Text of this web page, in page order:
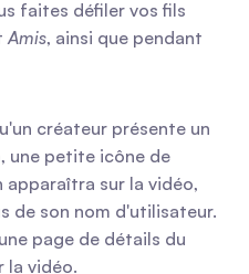
Amis, ainsi que pendant
créateur présente un
une petite icône de
apparaîtra sur la vidéo,
de son nom d'utilisateur.
page de détails du
la vidéo.